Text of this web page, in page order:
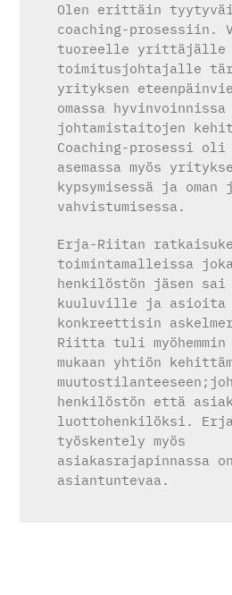
Olen erittäin
coaching-prosessiin.
tuoreelle yrittäjälle
toimitusjohtajalle
yrityksen
omassa
johtamistaitojen
Coaching-prosessi oli
asemassa myös
kypsymisessä ja oman
vahvistumisessa.
Erja-Riitan
toimintamalleissa
henkilöstön jäsen sai
kuuluville ja
konkreettisin
Riitta tuli
mukaan yhtiön
henkilöstön että
luottohenkilöksi.
työskentely myös
asiakasrajapinnassa
asiantuntevaa.